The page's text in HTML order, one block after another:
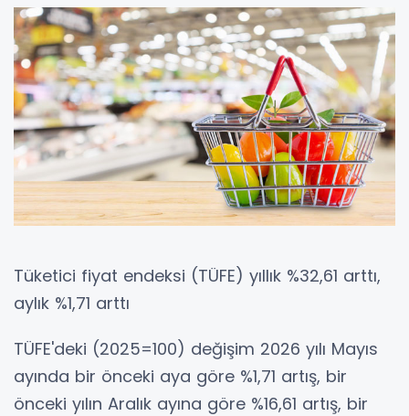
Tüketici fiyat endeksi (TÜFE) yıllık %32,61 arttı,
aylık %1,71 arttı
TÜFE'deki (2025=100) değişim 2026 yılı Mayıs
ayında bir önceki aya göre %1,71 artış, bir
önceki yılın Aralık ayına göre %16,61 artış, bir